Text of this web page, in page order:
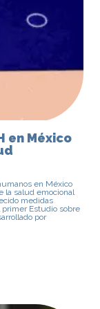
en México
en México
la salud emocional
medidas
primer Estudio sobre
por